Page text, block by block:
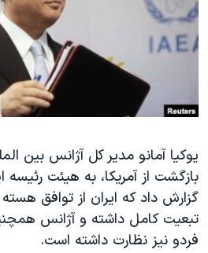
فرهنگ و زندگی
حقوق شهروندی
علم و فناوری
گالری عکس
آرشیو پخش زنده
مستندها
انتخابات ریاست جمهوری آمریکا ۲۰۲۴
حمله جمهوری اسلامی به اسرائیل
رمز مهسا
اعتراضات زن، زندگی، آزادی
مجموعه مستندهای دادخواهی
تریبونال مردمی آبان ۹۸
دادگاه حمید نوری
دنبال کنید
زبانهای مختلف
یوکیا آمانو مدیر کل آژانس بین
بازگشت از آمریکا، به هیئت رئیسه
گزارش داد که ایران از توافق
تبعیت کامل داشته و آژانس
فردو نیز نظارت داشته است.